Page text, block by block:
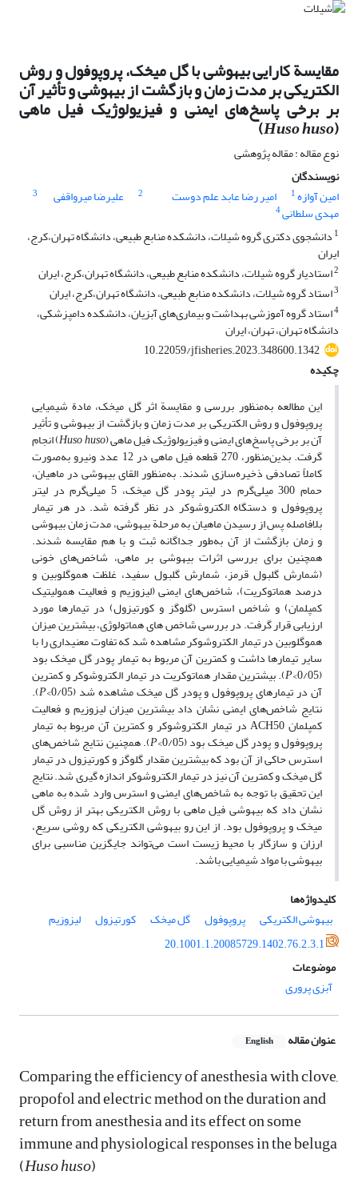
مقایسة کارایی بیهوشی با گل میخک، پروپوفول و روش
الکتریکی بر مدت زمان و بازگشت از بیهوشی و تأثیر آن
بر برخی پاسخ‌های ایمنی و فیزیولوژیک فیل ماهی
(
Huso huso
)
نوع مقاله : مقاله پژوهشی
نویسندگان
امین آوازه1 امیر رضا عابد علم دوست 2 علیرضا میرواقفی 3
مهدی سلطانی4
1 دانشجوی دکتری گروه شیلات، دانشکده منابع طبیعی، دانشگاه تهران،کرج،
ایران
2استادیار گروه شیلات، دانشکده منابع طبیعی، دانشگاه تهران،کرج، ایران
3استاد گروه شیلات، دانشکده منابع طبیعی، دانشگاه تهران،کرج، ایران
4استاد گروه آموزشی بهداشت و بیماری‌های آبزیان، دانشکده دامپزشکی،
دانشگاه تهران، تهران، ایران
10.22059/jfisheries.2023.348600.1342
چکیده
این مطالعه به‌منظور بررسی و مقایسة اثر گل میخک، مادة شیمیایی
پروپوفول و روش الکتریکی بر مدت زمان و بازگشت از بیهوشی و تأثیر
آن بر برخی پاسخ‌های ایمنی و فیزیولوژیک فیل ماهی ( Husohuso ) انجام
گرفت. بدین‌منظور، 270 قطعه فیل ماهی در 12 عدد ونیرو به‌صورت
کاملاً تصادفی ذخیره‌سازی شدند. به‌منظور القای بیهوشی در ماهیان،
حمام 300 میلی‌گرم در لیتر پودر گل میخک، 5 میلی‌گرم در لیتر
پروپوفول و دستگاه الکتروشوکر در نظر گرفته شد. در هر تیمار
بلافاصله پس از رسیدن ماهیان به مرحلة بیهوشی، مدت زمان بیهوشی
و زمان بازگشت از آن به‌طور جداگانه ثبت و با هم مقایسه شدند.
همچنین برای بررسی اثرات بیهوشی بر ماهی، شاخص‌های خونی
(شمارش گلبول قرمز، شمارش گلبول سفید‌، غلظت هموگلوبین و
درصد‌‌ هماتوکریت)، شاخص‌های ایمنی (لیزوزیم و فعالیت همولیتیک
کمپلمان) و شاخص استرس (گلوگز و کورتیزول) در تیمارها مورد
ارزیابی قرار گرفت. در بررسی شاخص های هماتولوژی، بیشترین میزان
هموگلوبین در تیمار الکتروشوکر مشاهده شد که تفاوت معنی­داری را با
سایر تیمارها داشت و کمترین آن مربوط به تیمار پودر گل میخک بود
(0/05>
P). بیشترین مقدار هماتوکریت در تیمار الکتروشوکر و کمترین
آن در تیمارهای پروپوفول و پودر گل میخک مشاهده شد (0/05> P
).
نتایج شاخص‌های ایمنی نشان داد بیشترین میزان لیزوزیم و فعالیت
کمپلمان ACH50 در تیمار الکتروشوکر و کمترین آن مربوط به تیمار
پروپوفول و پودر گل میخک بود (0/05> P). همچنین نتایج شاخص‌های
استرس حاکی از آن بود که بیشترین مقدار گلوگز و کورتیزول در تیمار
گل میخک و کمترین آن نیز در تیمار الکتروشوکر اندازه ­گیری شد. نتایج
این تحقیق با توجه به شاخص‌های ایمنی و استرس وارد شده به ماهی
نشان داد که بیهوشی فیل ماهی با روش الکتریکی بهتر از روش گل
میخک و پروپوفول بود. از این رو بیهوشی الکتریکی که روشی سریع،
ارزان و سازگار با محیط زیست است می‌تواند جایگزین مناسبی برای
بیهوشی با مواد شیمیایی باشد.
کلیدواژه‌ها
بیهوشی الکتریکی
پروپوفول گل میخک کورتیزول
لیزوزیم
20.1001.1.20085729.1402.76.2.3.1
موضوعات
آبزی پروری
عنوان مقاله English
Comparing the efficiency of anesthesia with clove,
propofol and electric method on the duration and
return from anesthesia and its effect on some
immune and physiological responses in the beluga
(Huso huso)